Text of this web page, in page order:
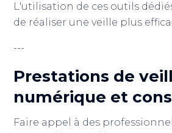
L'utilisation de ces outils
de réaliser une veille plus
---
Prestations de
numérique et
Faire appel à des